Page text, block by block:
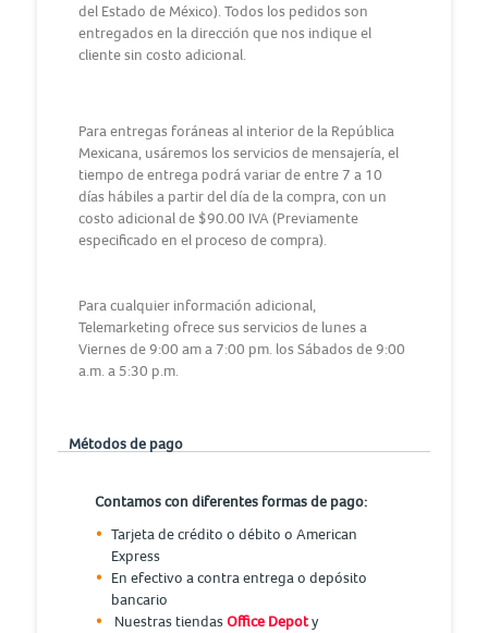
del Estado de México). Todos los pedidos son
entregados en la dirección que nos indique el
cliente sin costo adicional.
Para entregas foráneas al interior de la República
Mexicana, usáremos los servicios de mensajería, el
tiempo de entrega podrá variar de entre 7 a 10
días hábiles a partir del día de la compra, con un
costo adicional de $90.00 IVA (Previamente
especificado en el proceso de compra).
Para cualquier información adicional,
Telemarketing ofrece sus servicios de lunes a
Viernes de 9:00 am a 7:00 pm. los Sábados de 9:00
a.m. a 5:30 p.m.
Métodos de pago
Contamos con diferentes formas de pago:
Tarjeta de crédito o débito o American
Express
En efectivo a contra entrega o depósito
bancario
Nuestras tiendasOffice Depoty